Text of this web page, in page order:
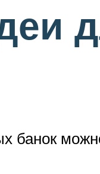
банок